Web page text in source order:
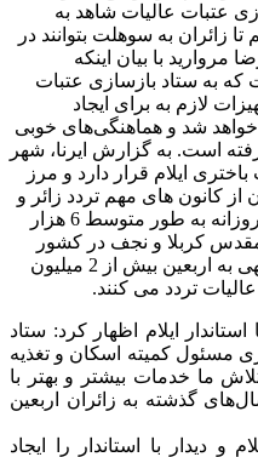
عتبات عالیات شاهد به
به سوهلت بتوانند در
مروارید با بیان اینکه
به ستاد بازسازی عتبات
لازم به برای ایجاد
شد و هماهنگی‌های خوبی
است. به گزارش ایرنا، شهر
جنوب باختری ایلام قرار دارد و مرز
11 کیلومتری آن از کانون های مهم تردد زائر و
کالا به کشور عراق بشمار می رود. روزانه به طور متوسط 6 هزار
کربلا و نجف در کشور
عراق سفر می کنند ولی در ایام منتهی به اربعین بیش از 2 میلیون
تردد می کنند.
ایلام اظهار کرد: ستاد
مسئول کمیته اسکان و تغذیه
ما خدمات بیشتر و بهتر با
گذشته به زائران اربعین
دیدار با استاندار را ایجاد